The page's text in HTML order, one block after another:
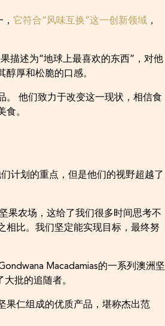
它符合“风味互换”这一创新领域 ，
描述为“地球上最喜欢的东西”，对他
厚和松脆的口感。
。 他们致力于改变这一现状，相信食
食。
计划的重点，但是他们的视野超越了
果农场，这给了我们很多时间思考不
比。我们坚定能实现目标，最终努
Macadamias的一系列澳洲坚
批的追随者。
果仁组成的优质产品，堪称杰出范